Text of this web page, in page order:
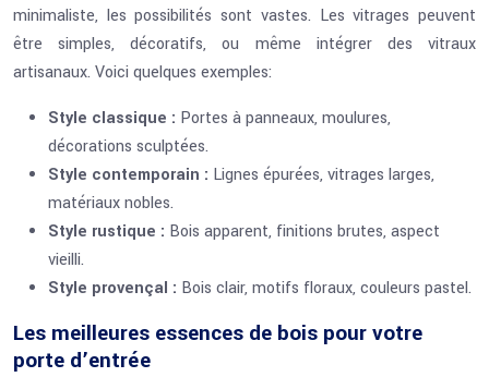
minimaliste, les possibilités sont vastes. Les vitrages peuvent
être simples, décoratifs, ou même intégrer des vitraux
artisanaux. Voici quelques exemples:
Style classique : Portes à panneaux, moulures,
décorations sculptées.
Style contemporain : Lignes épurées, vitrages larges,
matériaux nobles.
Style rustique : Bois apparent, finitions brutes, aspect
vieilli.
Style provençal : Bois clair, motifs floraux, couleurs pastel.
Les meilleures essences de bois pour votre
porte d’entrée